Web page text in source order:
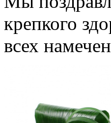
крепкого
всех